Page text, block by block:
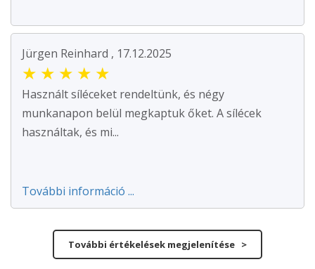
Jürgen Reinhard , 17.12.2025
★ ★ ★ ★ ★
Használt síléceket rendeltünk, és négy
munkanapon belül megkaptuk őket. A sílécek
használtak, és mi...
További információ ...
További értékelések megjelenítése >